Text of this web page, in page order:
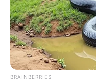
BRAINBERRIES